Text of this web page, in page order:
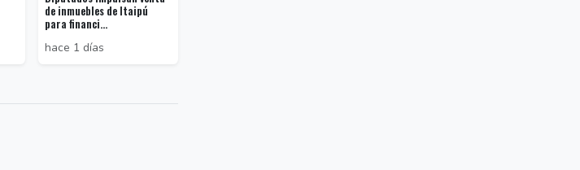
de inmuebles de Itaipú
para financi...
hace 1 días